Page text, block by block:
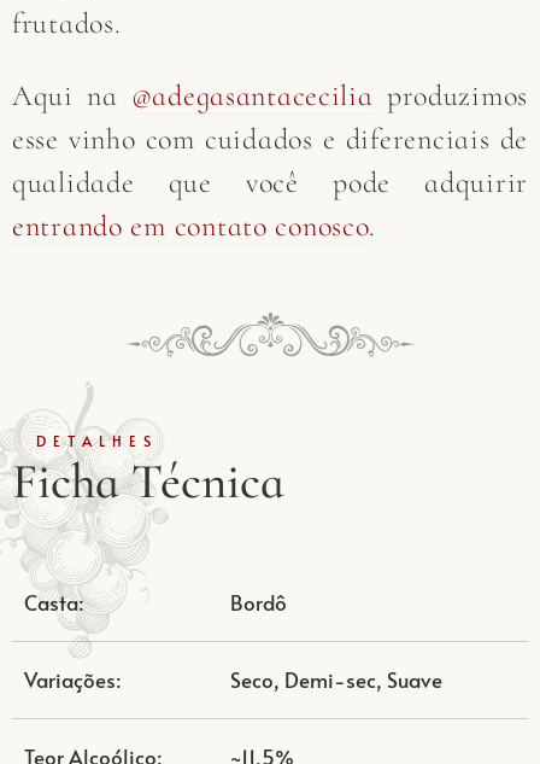
frutados.
Aqui na @adegasantacecilia produzimos
esse vinho com cuidados e diferenciais de
qualidade que você pode adquirir
entrando em contato conosco.
DETALHES
Ficha Técnica
Casta: Bordô
Variações: Seco, Demi-sec, Suave
Teor Alcoólico: ~11,5%